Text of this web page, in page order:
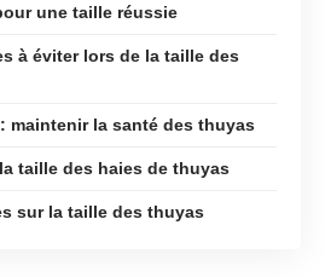
une taille réussie
à éviter lors de la taille des
maintenir la santé des thuyas
taille des haies de thuyas
sur la taille des thuyas